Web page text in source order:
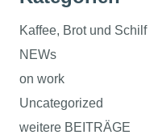
Kaffee, Brot und Schilf
NEWs
on work
Uncategorized
weitere BEITRÄGE